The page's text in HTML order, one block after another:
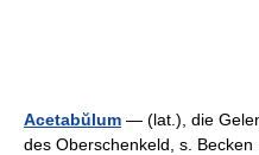
Acetabŭlum — (lat.), die
des Oberschenkeld, s.